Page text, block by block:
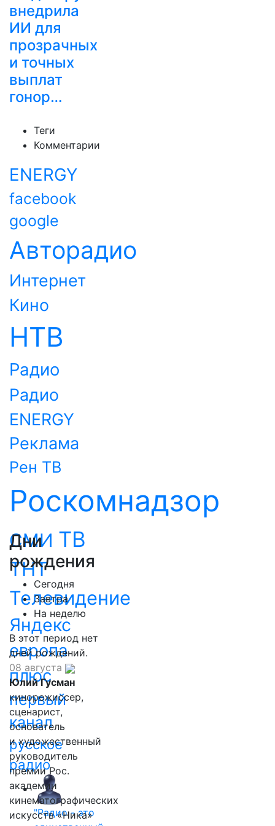
внедрила
ИИ для
прозрачных
и точных
выплат
гонор…
Теги
Комментарии
ENERGY
facebook
google
Авторадио
Интернет
Кино
НТВ
Радио
Радио
ENERGY
Реклама
Рен ТВ
Роскомнадзор
СМИ ТВ
ТНТ
Телевидение
Яндекс
европа
плюс
первый
канал
русское
радио
"Радио - это
Дни
рождения
Сегодня
Завтра
На неделю
В этот период нет
дней рождений.
08 августа
Юлий Гусман
кинорежиссер,
сценарист,
основатель
и художественный
руководитель
премии Рос.
академии
кинематографических
искусств «Ника»